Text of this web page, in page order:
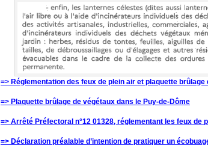
=> Réglementation des feux de plein air et plaquette
=> Plaquette brûlage de végétaux dans le Puy-de-Dôme
=> Arrêté Préfectoral n°12 01328, réglementant les feux de
=> Déclaration préalable d’intention de pratiquer un